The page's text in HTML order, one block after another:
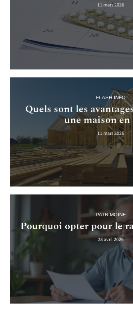
11 mars 2026
FLASH INFO
Quels sont les
une maison en
11 mars 2026
PATRIMOINE
Pourquoi opter pour le
28 avril 2026